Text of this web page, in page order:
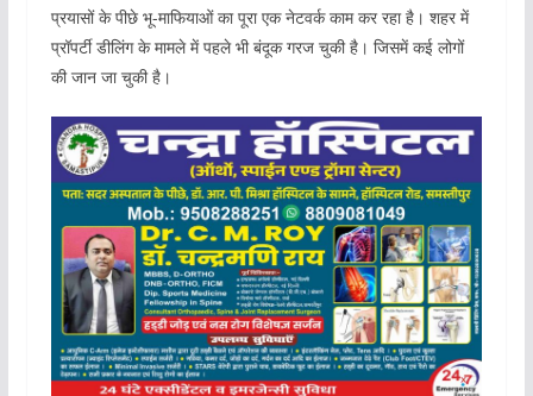
प्रयासों के पीछे भू-माफियाओं का पूरा एक नेटवर्क काम कर रहा है। शहर में
प्रॉपर्टी डीलिंग के मामले में पहले भी बंदूक गरज चुकी है। जिसमें कई लोगों
की जान जा चुकी है।